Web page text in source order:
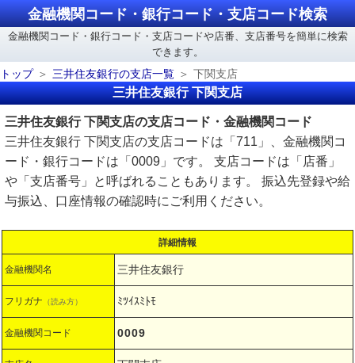
金融機関コード・銀行コード・支店コード検索
金融機関コード・銀行コード・支店コードや店番、支店番号を簡単に検索
できます。
トップ
三井住友銀行の支店一覧 下関支店
三井住友銀行 下関支店
三井住友銀行 下関支店の支店コード・金融機関コード
三井住友銀行 下関支店の支店コードは「711」、金融機関コ
ード・銀行コードは「0009」です。 支店コードは「店番」
や「支店番号」と呼ばれることもあります。 振込先登録や給
与振込、口座情報の確認時にご利用ください。
詳細情報
金融機関名 三井住友銀行
フリガナ （読み方） ﾐﾂｲｽﾐﾄﾓ
金融機関コード 0009